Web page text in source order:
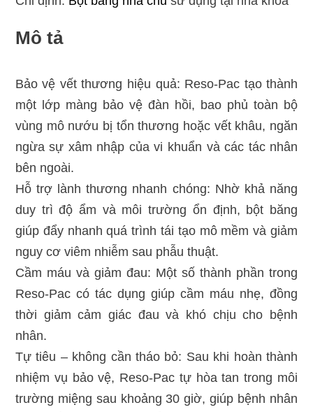
Mô tả
Bảo vệ vết thương hiệu quả: Reso-Pac tạo thành
một lớp màng bảo vệ đàn hồi, bao phủ toàn bộ
vùng mô nướu bị tổn thương hoặc vết khâu, ngăn
ngừa sự xâm nhập của vi khuẩn và các tác nhân
bên ngoài.
Hỗ trợ lành thương nhanh chóng: Nhờ khả năng
duy trì độ ẩm và môi trường ổn định, bột băng
giúp đẩy nhanh quá trình tái tạo mô mềm và giảm
nguy cơ viêm nhiễm sau phẫu thuật.
Cầm máu và giảm đau: Một số thành phần trong
Reso-Pac có tác dụng giúp cầm máu nhẹ, đồng
thời giảm cảm giác đau và khó chịu cho bệnh
nhân.
Tự tiêu – không cần tháo bỏ: Sau khi hoàn thành
nhiệm vụ bảo vệ, Reso-Pac tự hòa tan trong môi
trường miệng sau khoảng 30 giờ, giúp bệnh nhân